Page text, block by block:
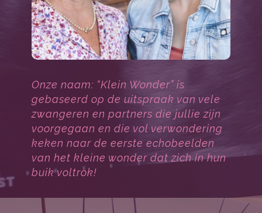
Onze naam: “Klein Wonder” is
gebaseerd op de uitspraak van vele
zwangeren en partners die jullie zijn
voorgegaan en die vol verwondering
keken naar de eerste echobeelde​n
van h​et kleine wonder dat zich in hun
buik voltrok!